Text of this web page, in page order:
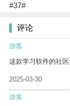
#37#
评论
游客
这款学习软件的社
2025-03-30
游客